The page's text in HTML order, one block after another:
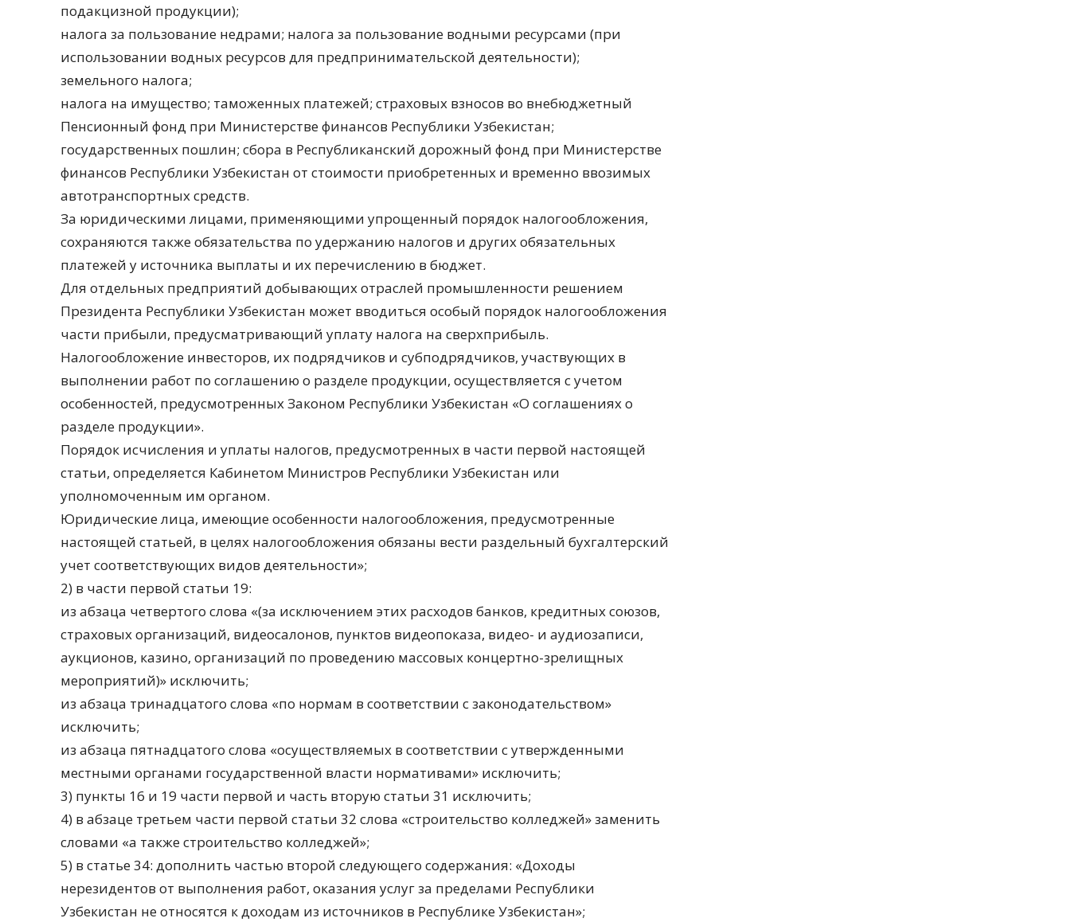
подакцизной продукции);
налога за пользование недрами; налога за пользование водными ресурсами (при
использовании водных ресурсов для предпринимательской деятельности);
земельного налога;
налога на имущество; таможенных платежей; страховых взносов во внебюджетный
Пенсионный фонд при Министерстве финансов Республики Узбекистан;
государственных пошлин; сбора в Республиканский дорожный фонд при Министерстве
финансов Республики Узбекистан от стоимости приобретенных и временно ввозимых
автотранспортных средств.
За юридическими лицами, применяющими упрощенный порядок налогообложения,
сохраняются также обязательства по удержанию налогов и других обязательных
платежей у источника выплаты и их перечислению в бюджет.
Для отдельных предприятий добывающих отраслей промышленности решением
Президента Республики Узбекистан может вводиться особый порядок налогообложения
части прибыли, предусматривающий уплату налога на сверхприбыль.
Налогообложение инвесторов, их подрядчиков и субподрядчиков, участвующих в
выполнении работ по соглашению о разделе продукции, осуществляется с учетом
особенностей, предусмотренных Законом Республики Узбекистан «О соглашениях о
разделе продукции».
Порядок исчисления и уплаты налогов, предусмотренных в части первой настоящей
статьи, определяется Кабинетом Министров Республики Узбекистан или
уполномоченным им органом.
Юридические лица, имеющие особенности налогообложения, предусмотренные
настоящей статьей, в целях налогообложения обязаны вести раздельный бухгалтерский
учет соответствующих видов деятельности»;
2) в части первой статьи 19:
из абзаца четвертого слова «(за исключением этих расходов банков, кредитных союзов,
страховых организаций, видеосалонов, пунктов видеопоказа, видео- и аудиозаписи,
аукционов, казино, организаций по проведению массовых концертно-зрелищных
мероприятий)» исключить;
из абзаца тринадцатого слова «по нормам в соответствии с законодательством»
исключить;
из абзаца пятнадцатого слова «осуществляемых в соответствии с утвержденными
местными органами государственной власти нормативами» исключить;
3) пункты 16 и 19 части первой и часть вторую статьи 31 исключить;
4) в абзаце третьем части первой статьи 32 слова «строительство колледжей» заменить
словами «а также строительство колледжей»;
5) в статье 34: дополнить частью второй следующего содержания: «Доходы
нерезидентов от выполнения работ, оказания услуг за пределами Республики
Узбекистан не относятся к доходам из источников в Республике Узбекистан»;